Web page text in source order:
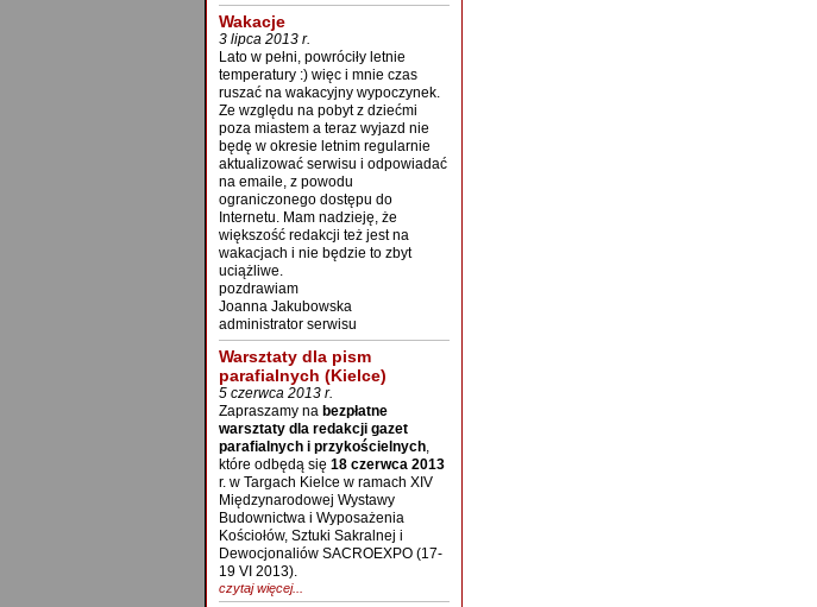
Wakacje
3 lipca 2013 r.
Lato w pełni, powróciły letnie
temperatury :) więc i mnie czas
ruszać na wakacyjny wypoczynek.
Ze względu na pobyt z dziećmi
poza miastem a teraz wyjazd nie
będę w okresie letnim regularnie
aktualizować serwisu i odpowiadać
na emaile, z powodu
ograniczonego dostępu do
Internetu. Mam nadzieję, że
większość redakcji też jest na
wakacjach i nie będzie to zbyt
uciążliwe.
pozdrawiam
Joanna Jakubowska
administrator serwisu
Warsztaty dla pism
parafialnych (Kielce)
5 czerwca 2013 r.
Zapraszamy na bezpłatne
warsztaty dla redakcji gazet
parafialnych i przykościelnych,
które odbędą się 18 czerwca 2013
r. w Targach Kielce w ramach XIV
Międzynarodowej Wystawy
Budownictwa i Wyposażenia
Kościołów, Sztuki Sakralnej i
Dewocjonaliów SACROEXPO (17-
19 VI 2013).
czytaj więcej...